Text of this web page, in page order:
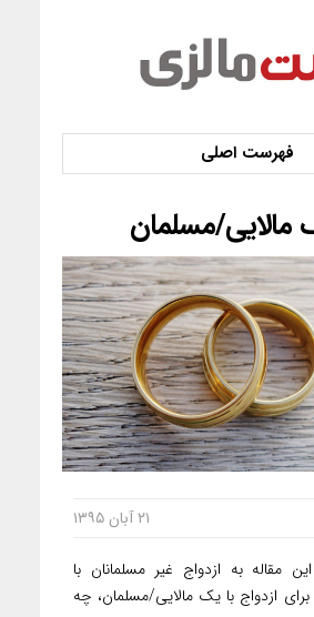
مالایی/مسلمان
۲۱ آبان ۱۳۹۵
به ازدواج غیر مسلمانان با
ازدواج با یک مالایی/مسلمان، چه